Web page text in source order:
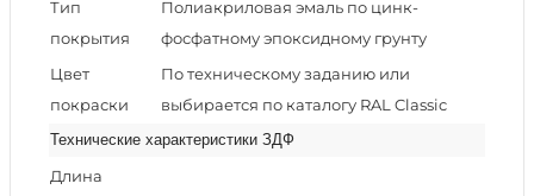
Тип
покрытия
Полиакриловая эмаль по цинк-
фосфатному эпоксидному грунту
Цвет
покраски
По техническому заданию или
выбирается по каталогу RAL Classic
Технические характеристики ЗДФ
Длина